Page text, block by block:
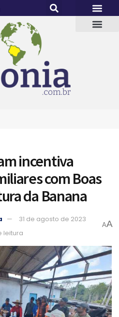
incentiva
com Boas
da Banana
31 de agosto de 2023
leitura
AA